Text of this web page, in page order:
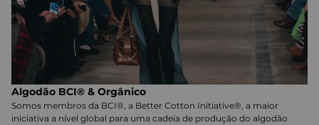
Algodão BCI® & Orgânico
Somos membros da BCI®, a Better Cotton Initiative®, a maior
iniciativa a nível global para uma cadeia de produção do algodão